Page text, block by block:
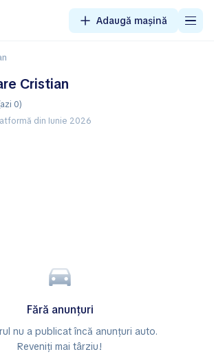
Adaugă mașină
Cristian
0)
din Iunie 2026
Fără anunțuri
nu a publicat încă anunțuri auto.
Reveniți mai târziu!